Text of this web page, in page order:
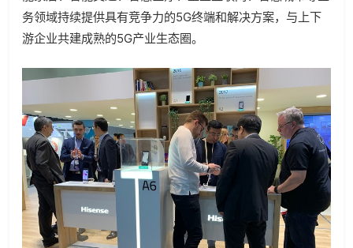
务领域持续提供具有竞争力的5G终端和解决方案，与上下
游企业共建成熟的5G产业生态圈。